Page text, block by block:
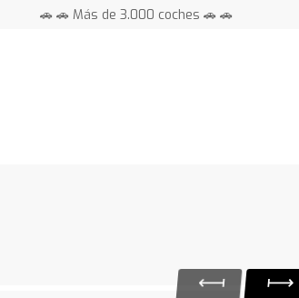
🚗 🚗 Más de 3.000 coches 🚗 🚗